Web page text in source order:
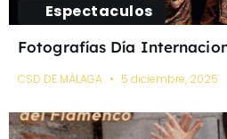
Espectaculos
Fotografías Día
CSD DE MÁLAGA 5 diciembre, 2025